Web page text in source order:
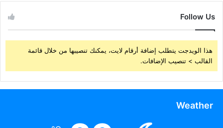
Follow Us
هذا الويدجت يتطلب إضافة أرقام لايت، يمكنك تنصيبها من خلال قائمة
القالب > تنصيب الإضافات.
Weather